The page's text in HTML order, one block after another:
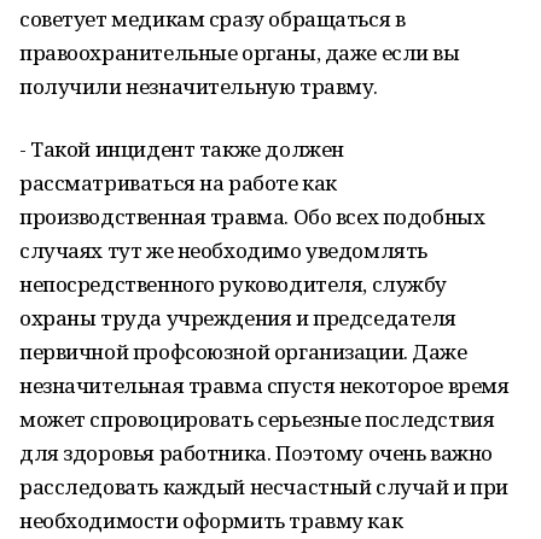
советует медикам сразу обращаться в
правоохранительные органы, даже если вы
получили незначительную травму.
- Такой инцидент также должен
рассматриваться на работе как
производственная травма. Обо всех подобных
случаях тут же необходимо уведомлять
непосредственного руководителя, службу
охраны труда учреждения и председателя
первичной профсоюзной организации. Даже
незначительная травма спустя некоторое время
может спровоцировать серьезные последствия
для здоровья работника. Поэтому очень важно
расследовать каждый несчастный случай и при
необходимости оформить травму как